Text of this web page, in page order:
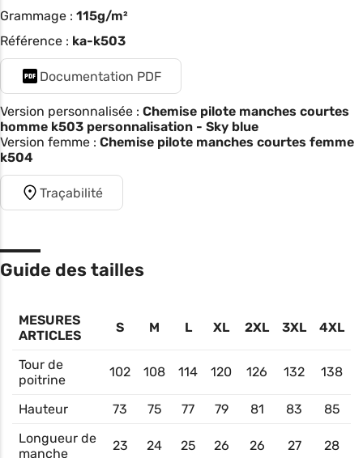
Grammage : 115g/m²
Référence : ka-k503
Documentation PDF
Version personnalisée : Chemise pilote manches courtes
homme k503 personnalisation - Sky blue
Version femme : Chemise pilote manches courtes femme
k504
Traçabilité
Guide des tailles
MESURES
ARTICLES
S M L XL 2XL 3XL 4XL
Tour de
poitrine
102 108 114 120 126 132 138
Hauteur 73 75 77 79 81 83
85
Longueur de
manche
23 24 25 26 26 27 28